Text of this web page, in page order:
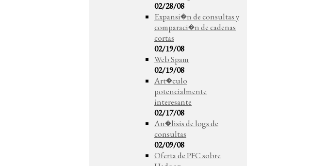
02/28/08
Expansi�n de consultas y
comparaci�n de cadenas
cortas
02/19/08
Web Spam
02/19/08
Art�culo
potencialmente
interesante
02/17/08
An�lisis de logs de
consultas
02/09/08
Oferta de PFC sobre